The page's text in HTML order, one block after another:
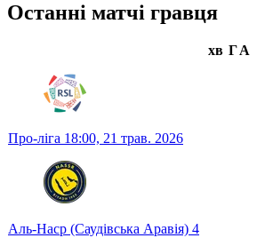
Останні матчі гравця
хв ГА
Про-ліга 18:00, 21 трав. 2026
Аль-Наср (Саудівська Аравія) 4